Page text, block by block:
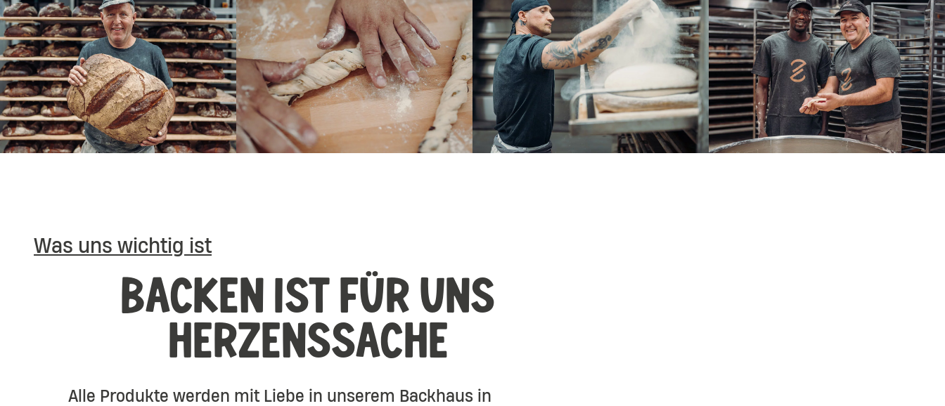
Was uns wichtig ist
BACKEN IST FÜR UNS
HERZENSSACHE
Alle Produkte werden mit Liebe in unserem Backhaus in